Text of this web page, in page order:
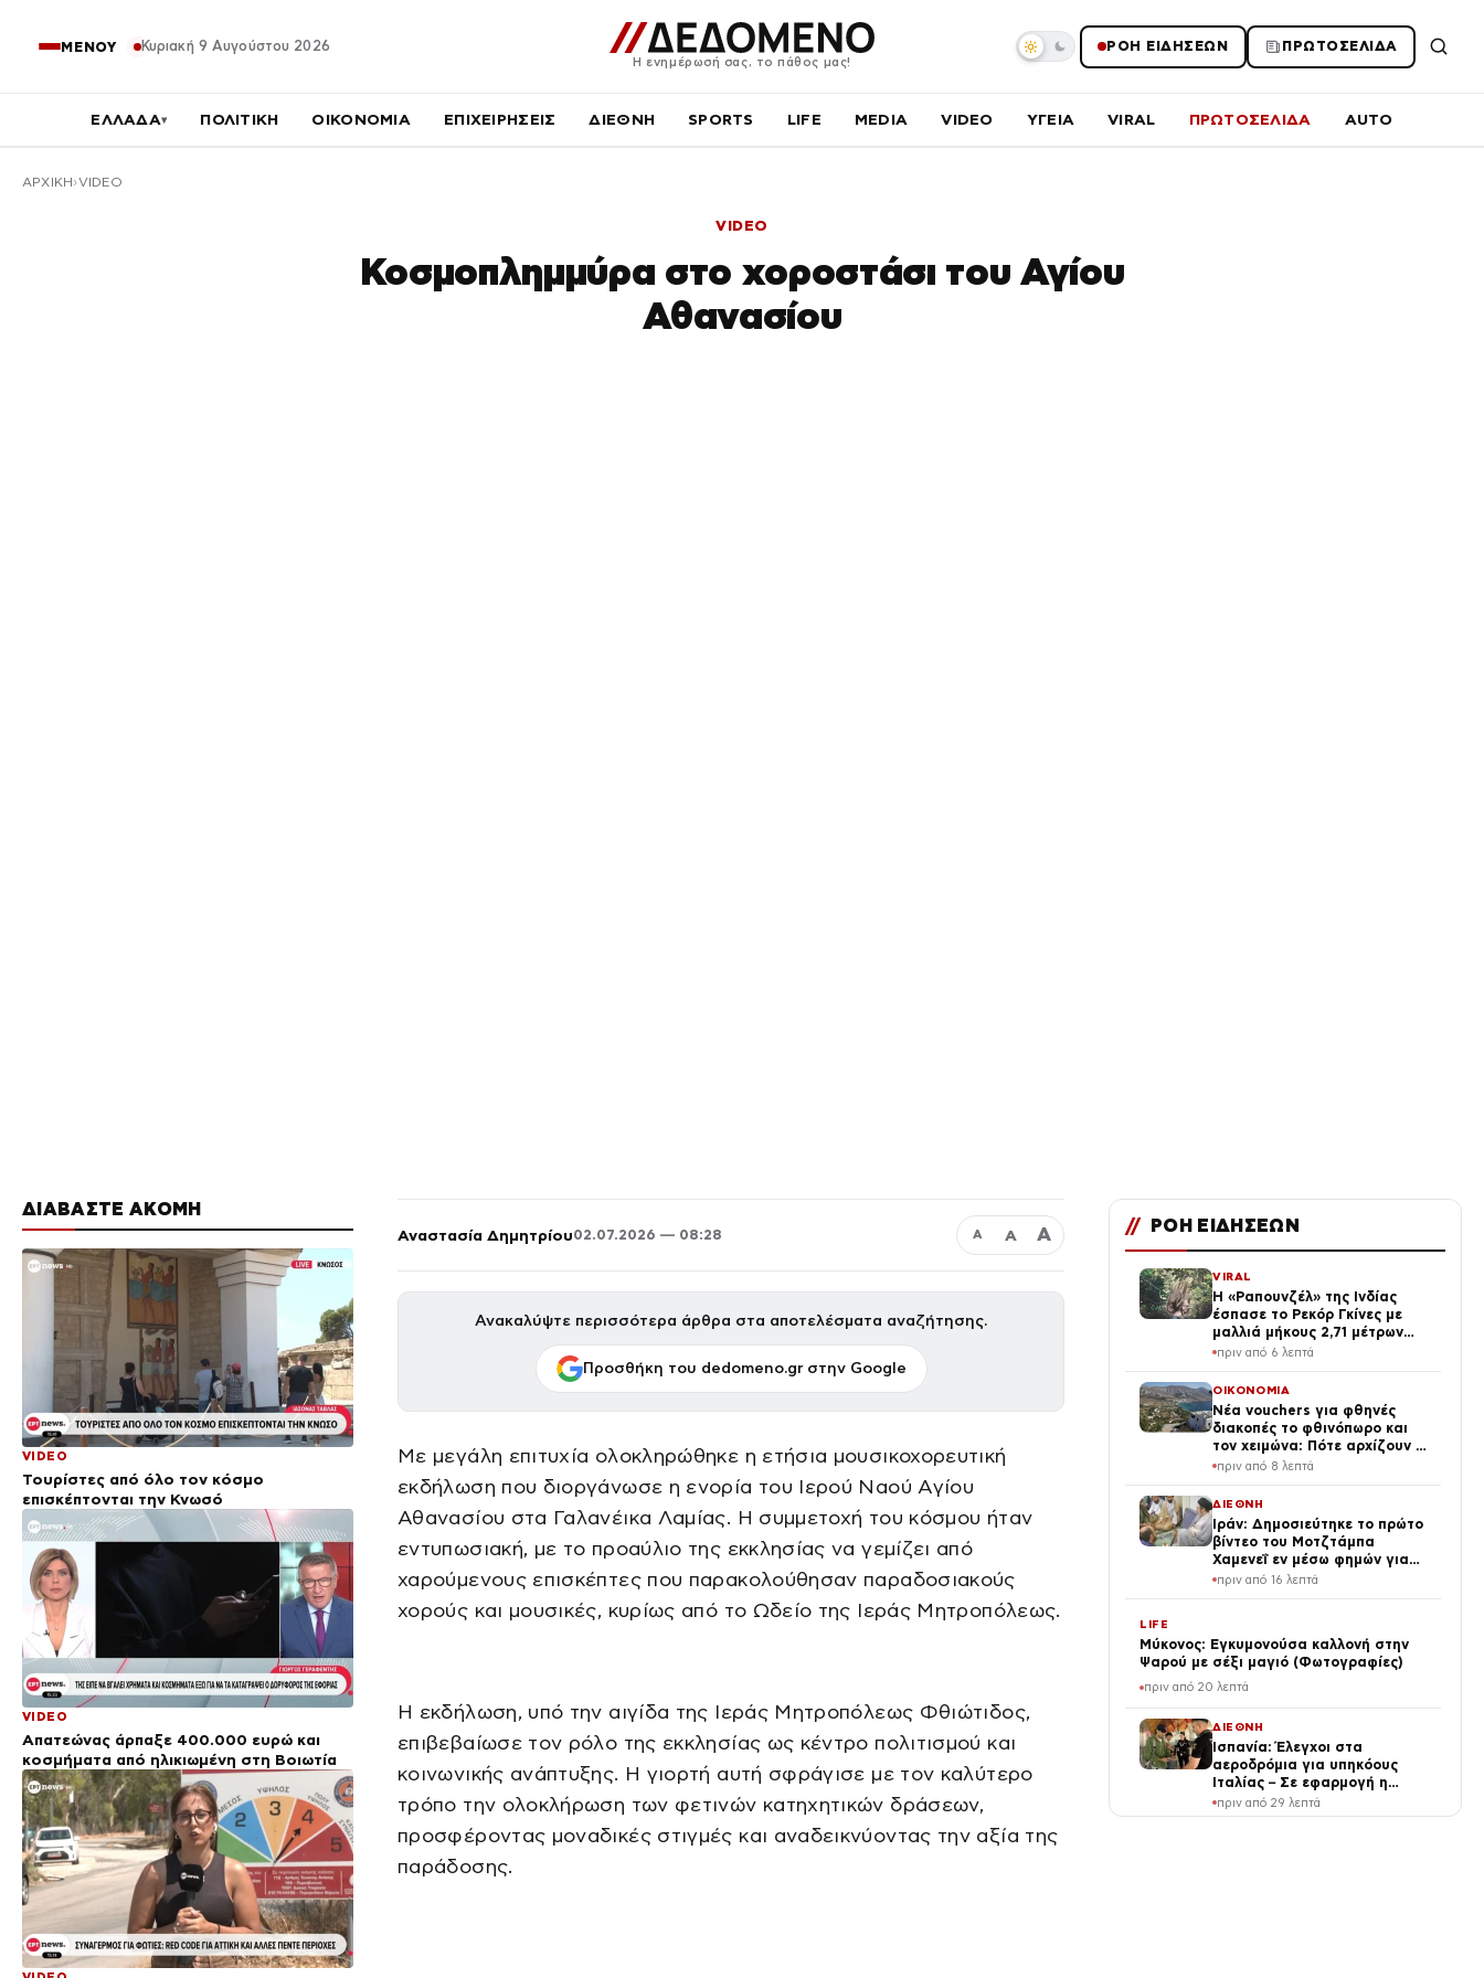
ΜΕΝΟΥ Κυριακή 9 Αυγούστου 2026
Η ενημέρωσή σας, το πάθος μας!
ΡΟΗ ΕΙΔΗΣΕΩΝ ΠΡΩΤΟΣΕΛΙΔΑ
ΕΛΛΑΔΑ▾ ΠΟΛΙΤΙΚΗ ΟΙΚΟΝΟΜΙΑ ΕΠΙΧΕΙΡΗΣΕΙΣ ΔΙΕΘΝΗ SPORTS LIFE MEDIA VIDEO ΥΓΕΙΑ VIRAL ΠΡΩΤΟΣΕΛΙΔΑ AUTO
ΑΡΧΙΚΉ VIDEO
VIDEO
Κοσμοπλημμύρα στο χοροστάσι του Αγίου
Αθανασίου
ΔΙΑΒΑΣΤΕ ΑΚΟΜΗ
VIDEO
Τουρίστες από όλο τον κόσμο
επισκέπτονται την Κνωσό
VIDEO
Απατεώνας άρπαξε 400.000 ευρώ και
κοσμήματα από ηλικιωμένη στη Βοιωτία
Αναστασία Δημητρίου02.07.2026 — 08:28 Α Α Α
Ανακαλύψτε περισσότερα άρθρα στα αποτελέσματα αναζήτησης.
Προσθήκη του dedomeno.gr στην Google
Με μεγάλη επιτυχία ολοκληρώθηκε η ετήσια μουσικοχορευτική
εκδήλωση που διοργάνωσε η ενορία του Ιερού Ναού Αγίου
Αθανασίου στα Γαλανέικα Λαμίας. Η συμμετοχή του κόσμου ήταν
εντυπωσιακή, με το προαύλιο της εκκλησίας να γεμίζει από
χαρούμενους επισκέπτες που παρακολούθησαν παραδοσιακούς
χορούς και μουσικές, κυρίως από το Ωδείο της Ιεράς Μητροπόλεως.
Η εκδήλωση, υπό την αιγίδα της Ιεράς Μητροπόλεως Φθιώτιδος,
επιβεβαίωσε τον ρόλο της εκκλησίας ως κέντρο πολιτισμού και
κοινωνικής ανάπτυξης. Η γιορτή αυτή σφράγισε με τον καλύτερο
τρόπο την ολοκλήρωση των φετινών κατηχητικών δράσεων,
προσφέροντας μοναδικές στιγμές και αναδεικνύοντας την αξία της
παράδοσης.
// ΡΟΗ ΕΙΔΗΣΕΩΝ
VIRAL
Η «Ραπουνζέλ» της Ινδίας
έσπασε το Ρεκόρ Γκίνες με
μαλλιά μήκους 2,71 μέτρων
(vid, photo)
πριν από 6 λεπτά
ΟΙΚΟΝΟΜΙΑ
Νέα vouchers για φθηνές
διακοπές το φθινόπωρο και
τον χειμώνα: Πότε αρχίζουν οι
αιτήσεις και ποιους θα αφορά
πριν από 8 λεπτά
ΔΙΕΘΝΗ
Ιράν: Δημοσιεύτηκε το πρώτο
βίντεο του Μοτζτάμπα
Χαμενεΐ εν μέσω φημών για
την υγεία του – Συναντήθηκε
πριν από 16 λεπτά
LIFE
Μύκονος: Εγκυμονούσα καλλονή στην
Ψαρού με σέξι μαγιό (Φωτογραφίες)
πριν από 20 λεπτά
ΔΙΕΘΝΗ
Ισπανία: Έλεγχοι στα
αεροδρόμια για υπηκόους
Ιταλίας – Σε εφαρμογή η
αναστολή της Συνθήκης
Σένγκεν
πριν από 29 λεπτά